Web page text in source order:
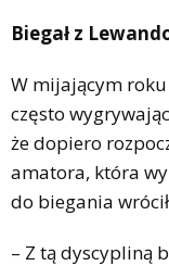
Biegał z
W mijającym roku
często
że dopiero
amatora, która
do biegania
– Z tą dyscypliną